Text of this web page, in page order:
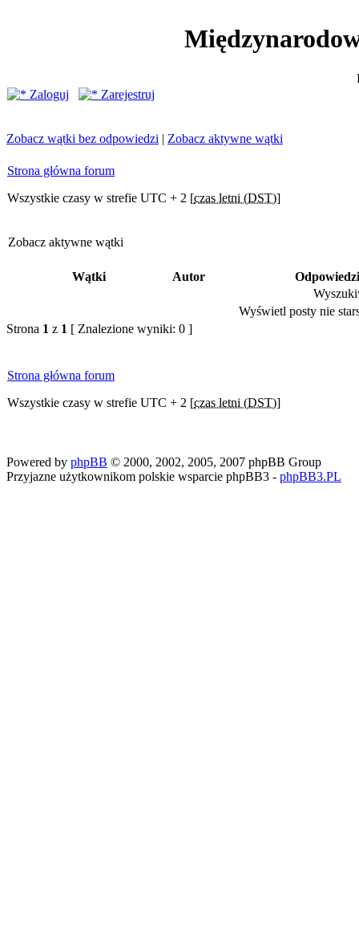
Zaloguj
Zarejestruj
Zobacz wątki bez odpowiedzi | Zobacz aktywne wątki
Strona główna forum
Wszystkie czasy w strefie UTC + 2 [czas letni (DST)]
Zobacz aktywne wątki
Wątki Autor
Wyświetl posty nie
Strona 1 z 1 [ Znalezione wyniki: 0 ]
Strona główna forum
Wszystkie czasy w strefie UTC + 2 [czas letni (DST)]
Powered by phpBB © 2000, 2002, 2005, 2007 phpBB Group
Przyjazne użytkownikom polskie wsparcie phpBB3 - phpBB3.PL